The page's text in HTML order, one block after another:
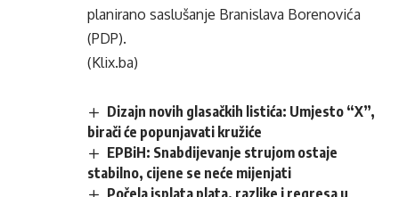
planirano saslušanje Branislava Borenovića
(PDP).
(Klix.ba)
Dizajn novih glasačkih listića: Umjesto “X”,
birači će popunjavati kružiće
EPBiH: Snabdijevanje strujom ostaje
stabilno, cijene se neće mijenjati